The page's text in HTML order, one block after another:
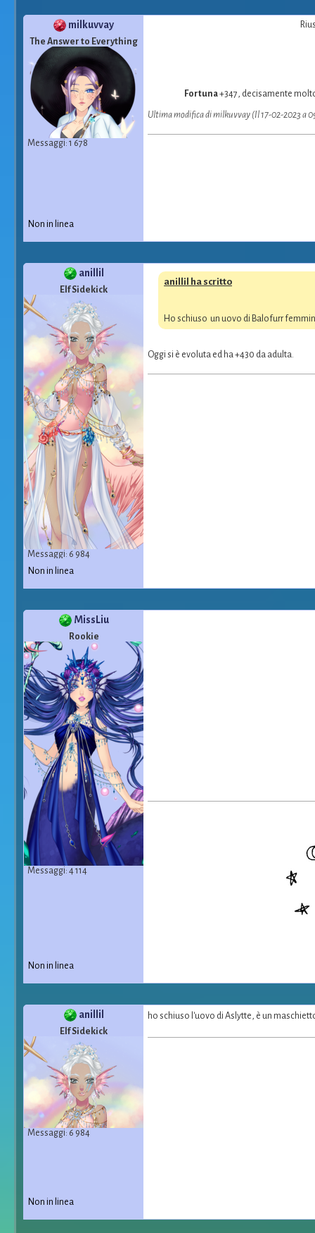
milkuvvay
The Answer to Everything
Messaggi: 1 678
Fortuna+347, decisamente
Ultima modifica di milkuvvay (Il 17-02-2023 a
Non in linea
anillil
Elf Sidekick
Messaggi: 6 984
anillil ha scritto
Ho schiuso un uovo di Balofurr
Oggi si è evoluta ed ha +430 da adulta.
Non in linea
MissLiu
Rookie
Messaggi: 4 114
Non in linea
anillil
Elf Sidekick
Messaggi: 6 984
ho schiuso l'uovo di Aslytte, è un
Non in linea